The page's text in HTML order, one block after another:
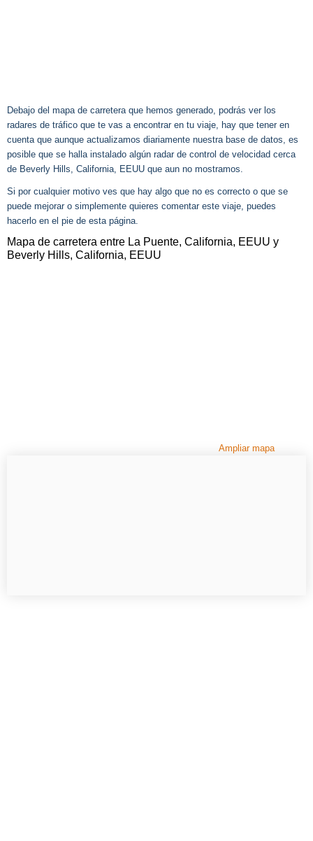
Debajo del mapa de carretera que hemos generado, podrás ver los
radares de tráfico que te vas a encontrar en tu viaje, hay que tener en
cuenta que aunque actualizamos diariamente nuestra base de datos, es
posible que se halla instalado algún radar de control de velocidad cerca
de Beverly Hills, California, EEUU que aun no mostramos.
Si por cualquier motivo ves que hay algo que no es correcto o que se
puede mejorar o simplemente quieres comentar este viaje, puedes
hacerlo en el pie de esta página.
Mapa de carretera entre La Puente, California, EEUU y
Beverly Hills, California, EEUU
Ampliar mapa